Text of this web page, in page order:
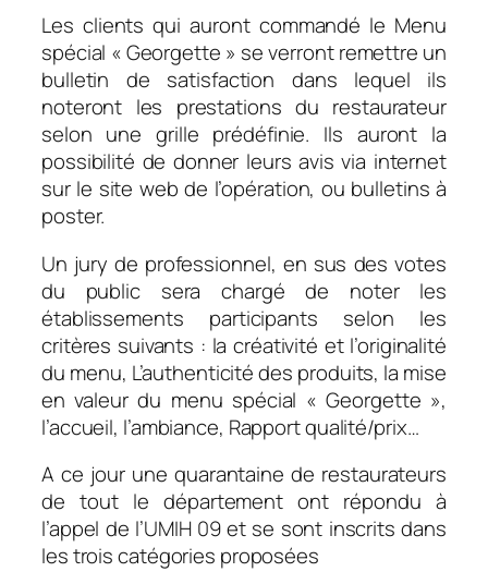
Les clients qui auront commandé le Menu
spécial « Georgette » se verront remettre un
bulletin de satisfaction dans lequel ils
noteront les prestations du restaurateur
selon une grille prédéfinie. Ils auront la
possibilité de donner leurs avis via internet
sur le site web de l’opération, ou bulletins à
poster.
Un jury de professionnel, en sus des votes
du public sera chargé de noter les
établissements participants selon les
critères suivants : la créativité et l’originalité
du menu, L’authenticité des produits, la mise
en valeur du menu spécial « Georgette »,
l’accueil, l’ambiance, Rapport qualité/prix…
A ce jour une quarantaine de restaurateurs
de tout le département ont répondu à
l’appel de l’UMIH 09 et se sont inscrits dans
les trois catégories proposées